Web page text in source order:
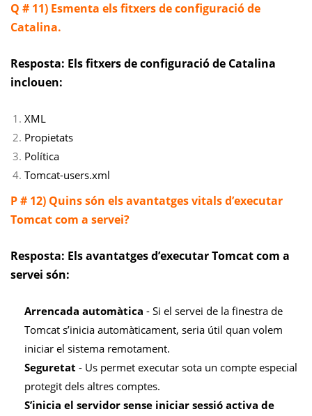
Q # 11) Esmenta els fitxers de configuració de
Catalina.
Resposta: Els fitxers de configuració de Catalina
inclouen:
XML
Propietats
Política
Tomcat-users.xml
P # 12) Quins són els avantatges vitals d’executar
Tomcat com a servei?
Resposta: Els avantatges d’executar Tomcat com a
servei són:
Arrencada automàtica - Si el servei de la finestra de
Tomcat s’inicia automàticament, seria útil quan volem
iniciar el sistema remotament.
Seguretat - Us permet executar sota un compte especial
protegit dels altres comptes.
S’inicia el servidor sense iniciar sessió activa de